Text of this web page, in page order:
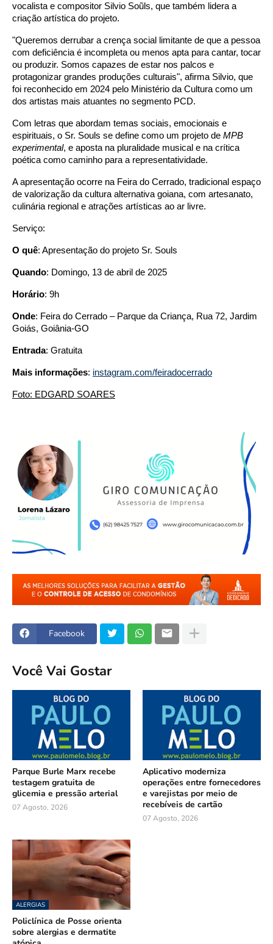
vocalista e compositor Silvio Soũls, que também lidera a
criação artística do projeto.
"Queremos derrubar a crença social limitante de que a pessoa
com deficiência é incompleta ou menos apta para cantar, tocar
ou produzir. Somos capazes de estar nos palcos e
protagonizar grandes produções culturais", afirma Silvio, que
foi reconhecido em 2024 pelo Ministério da Cultura como um
dos artistas mais atuantes no segmento PCD.
Com letras que abordam temas sociais, emocionais e
espirituais, o Sr. Souls se define como um projeto de MPB
experimental, e aposta na pluralidade musical e na crítica
poética como caminho para a representatividade.
A apresentação ocorre na Feira do Cerrado, tradicional espaço
de valorização da cultura alternativa goiana, com artesanato,
culinária regional e atrações artísticas ao ar livre.
Serviço:
O quê: Apresentação do projeto Sr. Souls
Quando: Domingo, 13 de abril de 2025
Horário: 9h
Onde: Feira do Cerrado – Parque da Criança, Rua 72, Jardim
Goiás, Goiânia-GO
Entrada: Gratuita
Mais informações: instagram.com/feiradocerrado
Foto: EDGARD SOARES
Facebook
Você Vai Gostar
Parque Burle Marx recebe
testagem gratuita de
glicemia e pressão arterial
07 Agosto, 2026
Aplicativo moderniza
operações entre fornecedores
e varejistas por meio de
recebíveis de cartão
07 Agosto, 2026
ALERGIAS
Policlínica de Posse orienta
sobre alergias e dermatite